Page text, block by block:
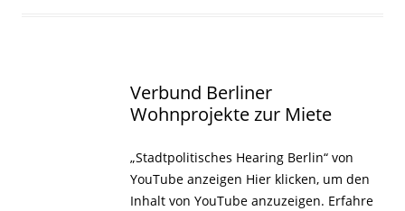
Verbund Berliner
Wohnprojekte zur Miete
„Stadtpolitisches Hearing Berlin“ von
YouTube anzeigen Hier klicken, um den
Inhalt von YouTube anzuzeigen. Erfahre